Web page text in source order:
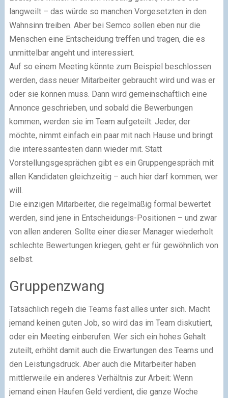
langweilt – das würde so manchen Vorgesetzten in den
Wahnsinn treiben. Aber bei Semco sollen eben nur die
Menschen eine Entscheidung treffen und tragen, die es
unmittelbar angeht und interessiert.
Auf so einem Meeting könnte zum Beispiel beschlossen
werden, dass neuer Mitarbeiter gebraucht wird und was er
oder sie können muss. Dann wird gemeinschaftlich eine
Annonce geschrieben, und sobald die Bewerbungen
kommen, werden sie im Team aufgeteilt: Jeder, der
möchte, nimmt einfach ein paar mit nach Hause und bringt
die interessantesten dann wieder mit. Statt
Vorstellungsgesprächen gibt es ein Gruppengespräch mit
allen Kandidaten gleichzeitig – auch hier darf kommen, wer
will.
Die einzigen Mitarbeiter, die regelmäßig formal bewertet
werden, sind jene in Entscheidungs-Positionen – und zwar
von allen anderen. Sollte einer dieser Manager wiederholt
schlechte Bewertungen kriegen, geht er für gewöhnlich von
selbst.
Gruppenzwang
Tatsächlich regeln die Teams fast alles unter sich. Macht
jemand keinen guten Job, so wird das im Team diskutiert,
oder ein Meeting einberufen. Wer sich ein hohes Gehalt
zuteilt, erhöht damit auch die Erwartungen des Teams und
den Leistungsdruck. Aber auch die Mitarbeiter haben
mittlerweile ein anderes Verhältnis zur Arbeit: Wenn
jemand einen Haufen Geld verdient, die ganze Woche